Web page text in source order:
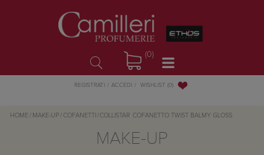
(0)
REGISTRATI ACCEDI WISHLIST (0)
HOME / MAKE-UP / COFANETTI / COLLISTAR COFANETTO TWIST BALMY GLOSS
MAKE-UP